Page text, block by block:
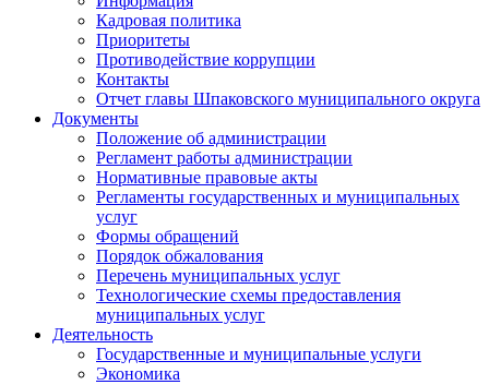
Кадровая политика
Приоритеты
Противодействие коррупции
Контакты
Отчет главы Шпаковского муниципального округа
Документы
Положение об администрации
Регламент работы администрации
Нормативные правовые акты
Регламенты государственных и муниципальных
услуг
Формы обращений
Порядок обжалования
Перечень муниципальных услуг
Технологические схемы предоставления
муниципальных услуг
Деятельность
Государственные и муниципальные услуги
Экономика